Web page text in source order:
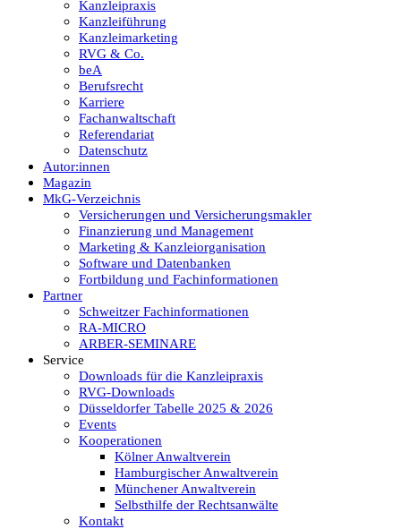
Kanzleipraxis
Kanzleiführung
Kanzleimarketing
RVG & Co.
beA
Berufsrecht
Karriere
Fachanwaltschaft
Referendariat
Datenschutz
Autor:innen
Magazin
MkG-Verzeichnis
Versicherungen und Versicherungsmakler
Finanzierung und Management
Marketing & Kanzleiorganisation
Software und Datenbanken
Fortbildung und Fachinformationen
Partner
Schweitzer Fachinformationen
RA-MICRO
ARBER-SEMINARE
Service
Downloads für die Kanzleipraxis
RVG-Downloads
Düsseldorfer Tabelle 2025 & 2026
Events
Kooperationen
Kölner Anwaltverein
Hamburgischer Anwaltverein
Münchener Anwaltverein
Selbsthilfe der Rechtsanwälte
Kontakt